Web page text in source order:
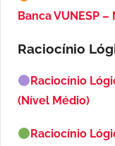
Banca VUNESP
Raciocínio
Raciocínio
(Nível Médio)
Raciocínio